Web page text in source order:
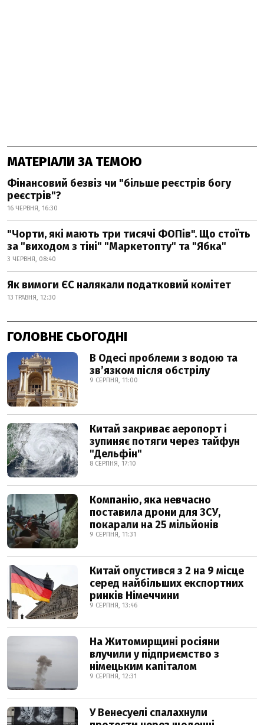
МАТЕРІАЛИ ЗА ТЕМОЮ
Фінансовий безвіз чи "більше реєстрів богу
реєстрів"?
16 ЧЕРВНЯ, 16:30
"Чорти, які мають три тисячі ФОПів". Що стоїть
за "виходом з тіні" "Маркетопту" та "Ябка"
3 ЧЕРВНЯ, 08:40
Як вимоги ЄС налякали податковий комітет
13 ТРАВНЯ, 12:30
ГОЛОВНЕ СЬОГОДНІ
В Одесі проблеми з водою та
звʼязком після обстрілу
9 СЕРПНЯ, 11:00
Китай закриває аеропорт і
зупиняє потяги через тайфун
"Дельфін"
8 СЕРПНЯ, 17:10
Компанію, яка невчасно
поставила дрони для ЗСУ,
покарали на 25 мільйонів
9 СЕРПНЯ, 11:31
Китай опустився з 2 на 9 місце
серед найбільших експортних
ринків Німеччини
9 СЕРПНЯ, 13:46
На Житомирщині росіяни
влучили у підприємство з
німецьким капіталом
9 СЕРПНЯ, 12:31
У Венесуелі спалахнули